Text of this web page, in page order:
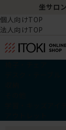
坐サロ
個人向けTOP
法人向けTOP